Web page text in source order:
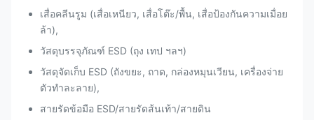
เสื่อคลีนรูม (เสื่อเหนียว, เสื่อโต๊ะ/พื้น, เสื่อป้องกันความเมื่อย
ล้า),
วัสดุบรรจุภัณฑ์ ESD (ถุง เทป ฯลฯ)
วัสดุจัดเก็บ ESD (ถังขยะ, ถาด, กล่องหมุนเวียน, เครื่องจ่าย
ตัวทำละลาย),
สายรัดข้อมือ ESD/สายรัดส้นเท้า/สายดิน